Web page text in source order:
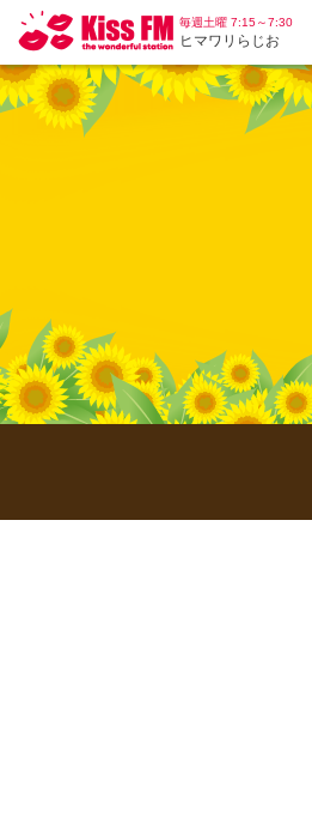
毎週土曜 7:15～7:30
ヒマワリらじお